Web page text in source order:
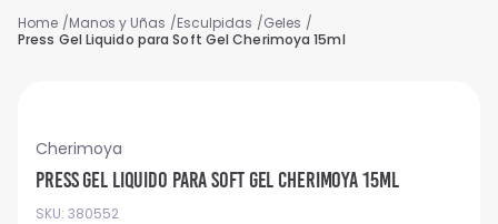
Manos y Uñas Esculpidas
Geles
Press Gel Liquido para Soft Gel Cherimoya 15ml
Cherimoya
Press Gel Liquido para Soft Gel Cherimoya 15ml
SKU: 380552